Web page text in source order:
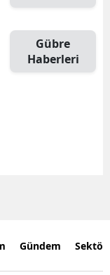
Gübre
Haberleri
Gündem